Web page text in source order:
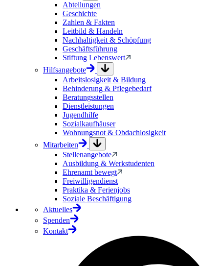
Abteilungen
Geschichte
Zahlen & Fakten
Leitbild & Handeln
Nachhaltigkeit & Schöpfung
Geschäftsführung
Stiftung Lebenswert
Hilfsangebote
Arbeitslosigkeit & Bildung
Behinderung & Pflegebedarf
Beratungsstellen
Dienstleistungen
Jugendhilfe
Sozialkaufhäuser
Wohnungsnot & Obdachlosigkeit
Mitarbeiten
Stellenangebote
Ausbildung & Werkstudenten
Ehrenamt bewegt
Freiwilligendienst
Praktika & Ferienjobs
Soziale Beschäftigung
Aktuelles
Spenden
Kontakt